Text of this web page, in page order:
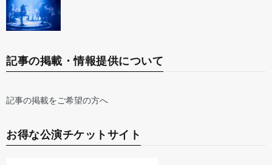
記事の掲載・情報提供について
記事の掲載をご希望の方へ
お得な公演チケットサイト